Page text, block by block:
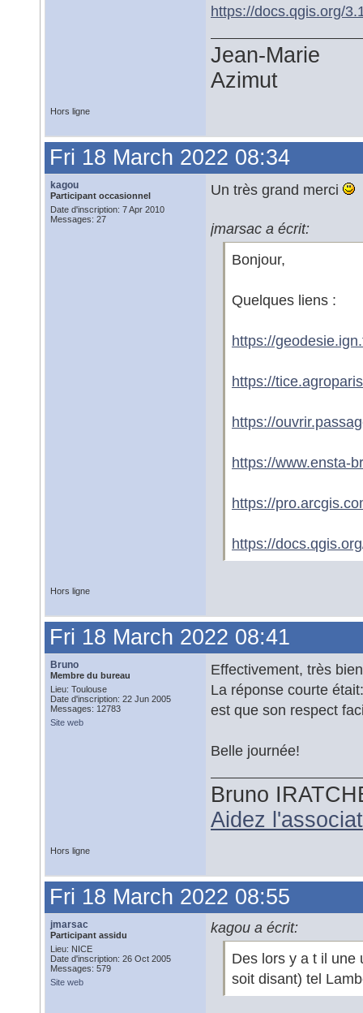
https://docs.qgis.org/
Jean-Marie
Azimut
Hors ligne
Fri 18 March 2022 08:34
kagou
Participant occasionnel
Date d'inscription: 7 Apr 2010
Messages: 27
Un très grand merci
jmarsac a écrit:
Bonjour,
Quelques liens :
https://
https://
https://
https://www.ensta-
https://
https://
Hors ligne
Fri 18 March 2022 08:41
Bruno
Membre du bureau
Lieu: Toulouse
Date d'inscription: 22 Jun 2005
Messages: 12783
Site web
Effectivement, très
La réponse courte
est que son respect
Belle journée!
Bruno
Aidez
Hors ligne
Fri 18 March 2022 08:55
jmarsac
Participant assidu
Lieu: NICE
Date d'inscription: 26 Oct 2005
Messages: 579
Site web
kagou a écrit:
Des lors y a t il une
soit disant) tel